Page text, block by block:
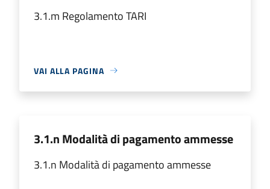
3.1.m Regolamento TARI
VAI ALLA PAGINA
3.1.n Modalità di pagamento ammesse
3.1.n Modalità di pagamento ammesse